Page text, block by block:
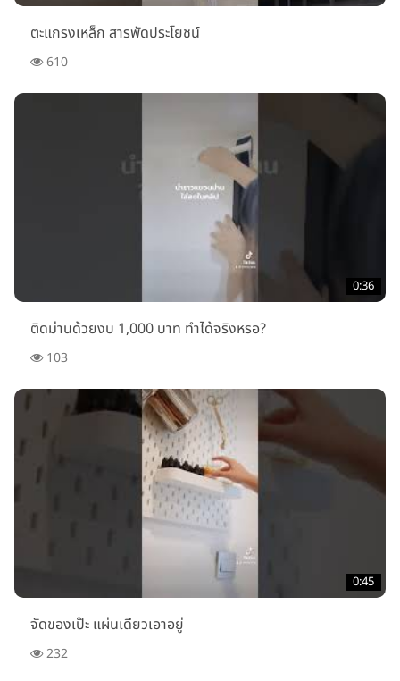
ตะแกรงเหล็ก สารพัดประโยชน์
610
0:36
ติดม่านด้วยงบ 1,000 บาท ทำได้จริงหรอ?
103
0:45
จัดของเป๊ะ แผ่นเดียวเอาอยู่
232